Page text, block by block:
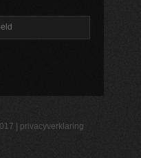
| privacyverklaring